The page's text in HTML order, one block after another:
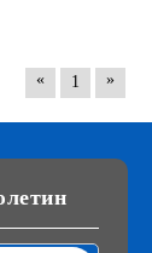
« 1 »